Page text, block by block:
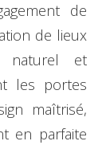
de
de lieux
naturel et
les portes
maîtrisé,
en parfaite